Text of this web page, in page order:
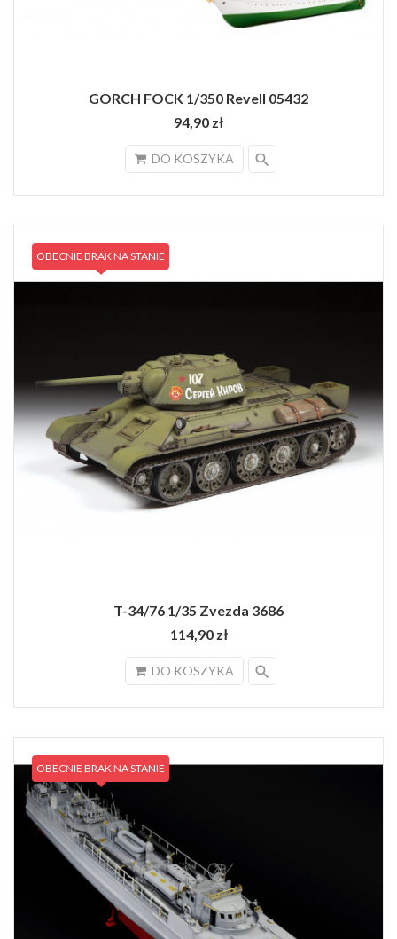
GORCH FOCK 1/350 Revell 05432
94,90 zł
DO KOSZYKA search
T-34/76 1/35 Zvezda 3686
114,90 zł
DO KOSZYKA search
OBECNIE BRAK NA STANIE
OBECNIE BRAK NA STANIE